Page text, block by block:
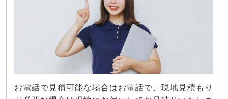
お電話で見積可能な場合はお電話で、現地見積もり